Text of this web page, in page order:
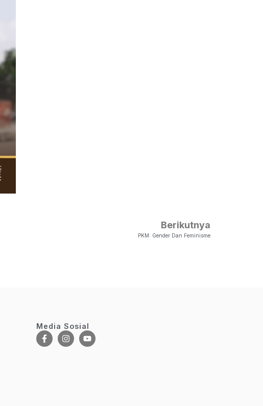
Berikutnya
PKM: Gender Dan Feminisme
Media Sosial